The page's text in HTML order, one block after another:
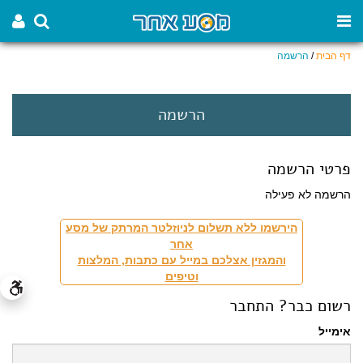
דף הבית/ הרשמה
הרשמה
פרטי הרשמה
הרשמה לא פעילה
הירשמו ללא תשלום לניוזלטר המרתק של מסע
אחר
והמגזין אצלכם במייל עם כתבות, המלצות
וטיפים
רשום כבר? התחבר
אימייל